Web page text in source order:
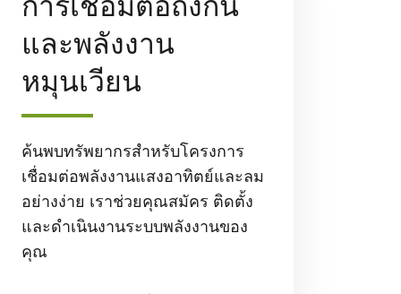
และพลังงาน
หมุนเวียน
ค้นพบทรัพยากรสําหรับโครงการ
เชื่อมต่อพลังงานแสงอาทิตย์และลม
อย่างง่าย เราช่วยคุณสมัคร ติดตั้ง
และดําเนินงานระบบพลังงานของ
คุณ